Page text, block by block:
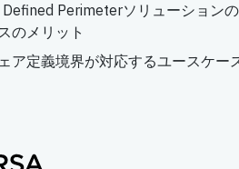
Perimeterソリューション
のメリット
ア定義境界が対応するユースケー